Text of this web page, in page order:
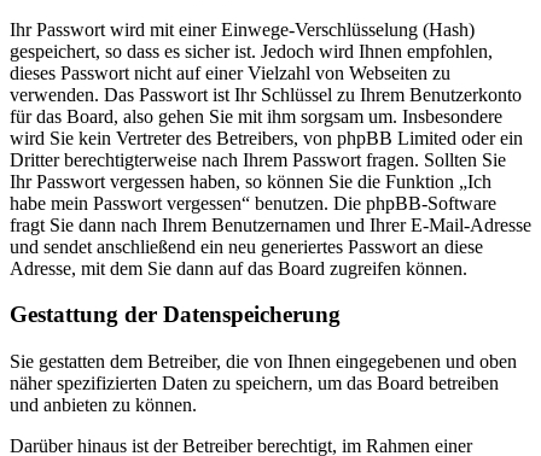
Ihr Passwort wird mit einer Einwege-Verschlüsselung (Hash)
gespeichert, so dass es sicher ist. Jedoch wird Ihnen empfohlen,
dieses Passwort nicht auf einer Vielzahl von Webseiten zu
verwenden. Das Passwort ist Ihr Schlüssel zu Ihrem Benutzerkonto
für das Board, also gehen Sie mit ihm sorgsam um. Insbesondere
wird Sie kein Vertreter des Betreibers, von phpBB Limited oder ein
Dritter berechtigterweise nach Ihrem Passwort fragen. Sollten Sie
Ihr Passwort vergessen haben, so können Sie die Funktion „Ich
habe mein Passwort vergessen“ benutzen. Die phpBB-Software
fragt Sie dann nach Ihrem Benutzernamen und Ihrer E-Mail-Adresse
und sendet anschließend ein neu generiertes Passwort an diese
Adresse, mit dem Sie dann auf das Board zugreifen können.
Gestattung der Datenspeicherung
Sie gestatten dem Betreiber, die von Ihnen eingegebenen und oben
näher spezifizierten Daten zu speichern, um das Board betreiben
und anbieten zu können.
Darüber hinaus ist der Betreiber berechtigt, im Rahmen einer